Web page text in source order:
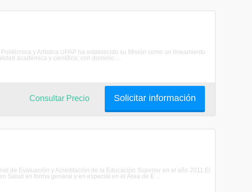
y Artística UPAP ha establecido su Misión como un lineamiento
académica y científica; con dominio ...
Solicitar información
Consultar Precio
de Evaluación y Acreditación de la Educación Superior en el año 2011.El
Salud en forma general y en especial en el Área de E ...